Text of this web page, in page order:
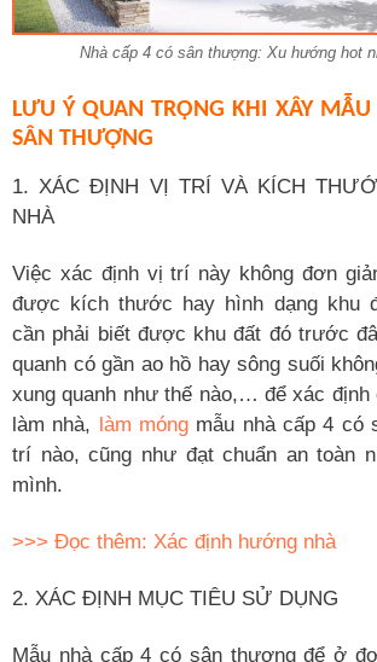
Nhà cấp 4 có sân thượng: Xu hướng hot
LƯU Ý QUAN TRỌNG KHI XÂY
SÂN THƯỢNG
1. XÁC ĐỊNH VỊ TRÍ VÀ KÍCH
NHÀ
Việc xác định vị trí này không đơn
được kích thước hay hình dạng khu
cần phải biết được khu đất đó trước
quanh có gần ao hồ hay sông suối
xung quanh như thế nào,… để xác
làm nhà, làm móng mẫu nhà cấp 4 có
trí nào, cũng như đạt chuẩn an toàn
mình.
>>> Đọc thêm: Xác định hướng nhà
2. XÁC ĐỊNH MỤC TIÊU SỬ DỤNG
Mẫu nhà cấp 4 có sân thượng để ở